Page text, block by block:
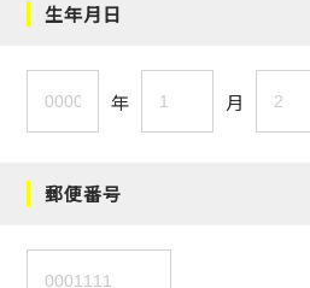
生年月日
年 月
郵便番号